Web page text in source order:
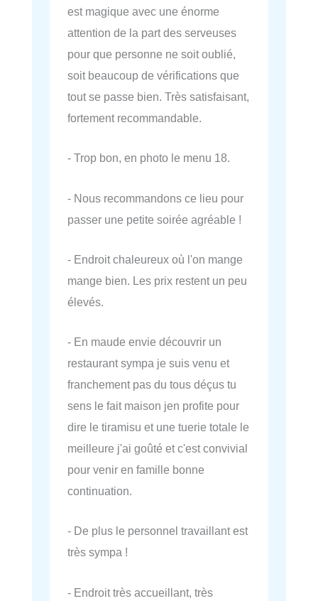
est magique avec une énorme
attention de la part des serveuses
pour que personne ne soit oublié,
soit beaucoup de vérifications que
tout se passe bien. Très satisfaisant,
fortement recommandable.
- Trop bon, en photo le menu 18.
- Nous recommandons ce lieu pour
passer une petite soirée agréable !
- Endroit chaleureux où l'on mange
mange bien. Les prix restent un peu
élevés.
- En maude envie découvrir un
restaurant sympa je suis venu et
franchement pas du tous déçus tu
sens le fait maison jen profite pour
dire le tiramisu et une tuerie totale le
meilleure j'ai goûté et c'est convivial
pour venir en famille bonne
continuation.
- De plus le personnel travaillant est
très sympa !
- Endroit très accueillant, très